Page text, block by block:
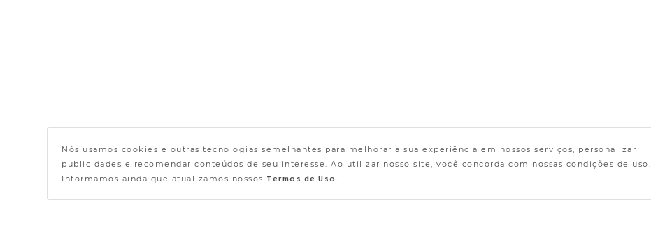
Nós usamos cookies e outras tecnologias semelhantes para melhorar a sua experiência em nossos serviços, personalizar
publicidades e recomendar conteúdos de seu interesse. Ao utilizar nosso site, você concorda com nossas condições de uso.
Informamos ainda que atualizamos nossos Termos de Uso.